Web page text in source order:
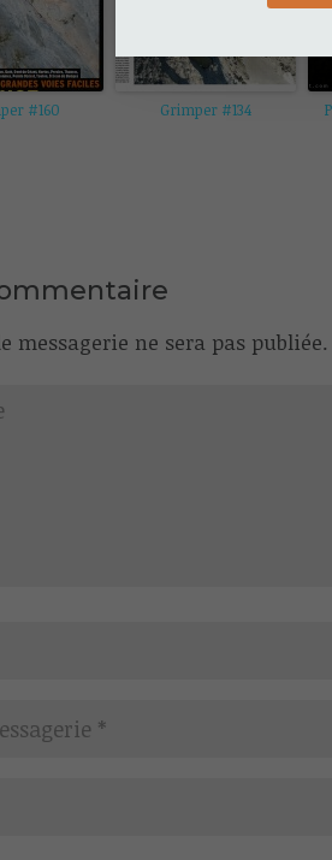
#160 Grimper #134
messagerie ne sera pas publiée.